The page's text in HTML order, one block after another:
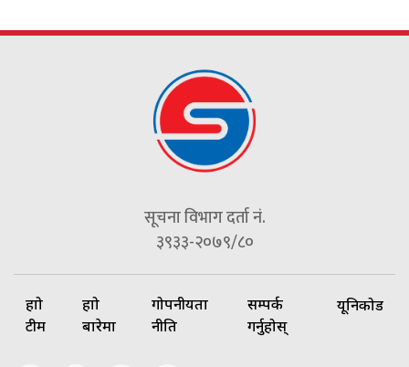
सूचना विभाग दर्ता नं.
३९३३-२०७९/८०
हाम्रो
टीम
हाम्रो
बारेमा
गोपनीयता
नीति
सम्पर्क
गर्नुहोस्
यूनिकोड